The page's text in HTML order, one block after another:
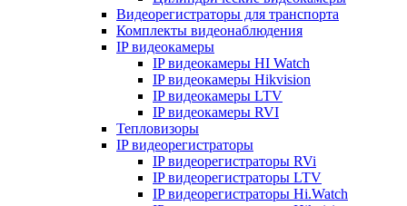
Видеорегистраторы для транспорта
Комплекты видеонаблюдения
IP видеокамеры
IP видеокамеры HI Watch
IP видеокамеры Hikvision
IP видеокамеры LTV
IP видеокамеры RVI
Тепловизоры
IP видеорегистраторы
IP видеорегистраторы RVi
IP видеорегистраторы LTV
IP видеорегистраторы Hi.Watch